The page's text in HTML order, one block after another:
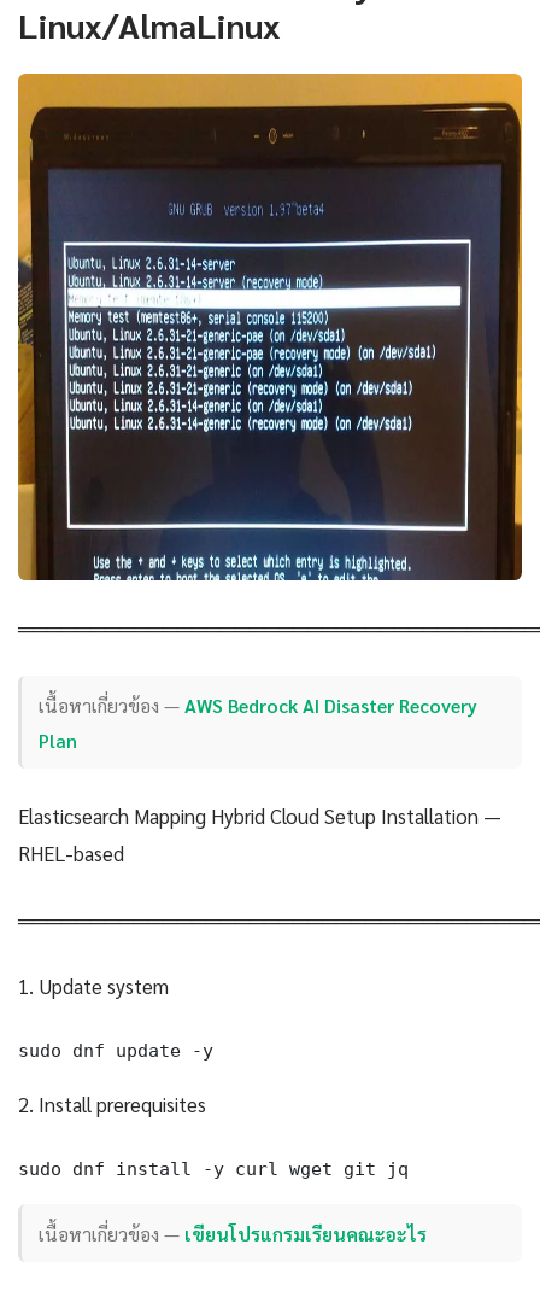
Linux/AlmaLinux
เนื้อหาเกี่ยวข้อง —AWS Bedrock AI Disaster Recovery
Plan
Elasticsearch Mapping Hybrid Cloud Setup Installation —
RHEL-based
1. Update system
sudo dnf update -y
2. Install prerequisites
sudo dnf install -y curl wget git jq
เนื้อหาเกี่ยวข้อง — เขียนโปรแกรมเรียนคณะอะไร